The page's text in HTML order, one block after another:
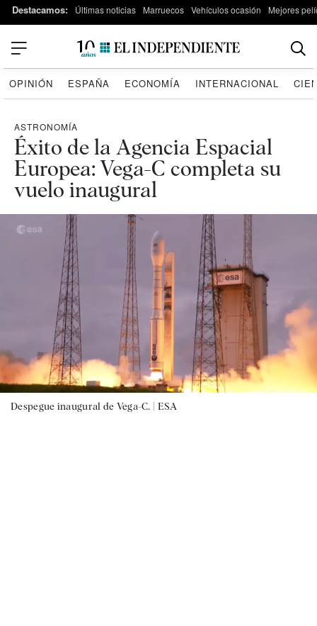
Destacamos: Últimas noticias Marruecos Vehículos ocasión Mejores
OPINIÓN ESPAÑA ECONOMÍA INTERNACIONAL
ASTRONOMÍA
Éxito de la Agencia Espacial
Europea: Vega-C completa su
vuelo inaugural
Despegue inaugural de Vega-C. | ESA